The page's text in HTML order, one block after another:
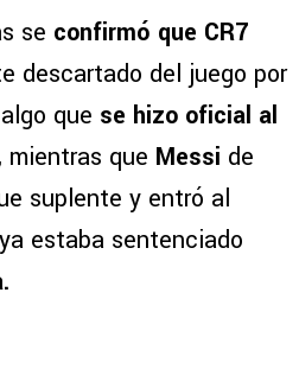
se confirmó que CR7
descartado del juego por
que se hizo oficial al
mientras que Messi de
suplente y entró al
estaba sentenciado